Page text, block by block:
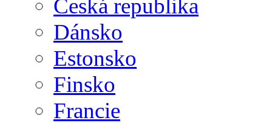
Česká republika
Dánsko
Estonsko
Finsko
Francie